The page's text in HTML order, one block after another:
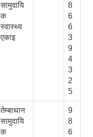
सामुदायि
क
स्वास्थ्य
एकाइ
8
6
6
3
9
4
3
2
5
तेम्बाथान
सामुदायि
क
9
8
6